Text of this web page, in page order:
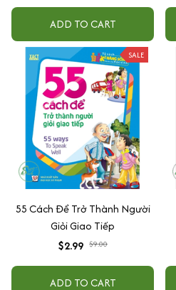
ADD TO CART
SALE
55 Cách Để Trở Thành Người
Giỏi Giao Tiếp
$2.99 $9.00
ADD TO CART